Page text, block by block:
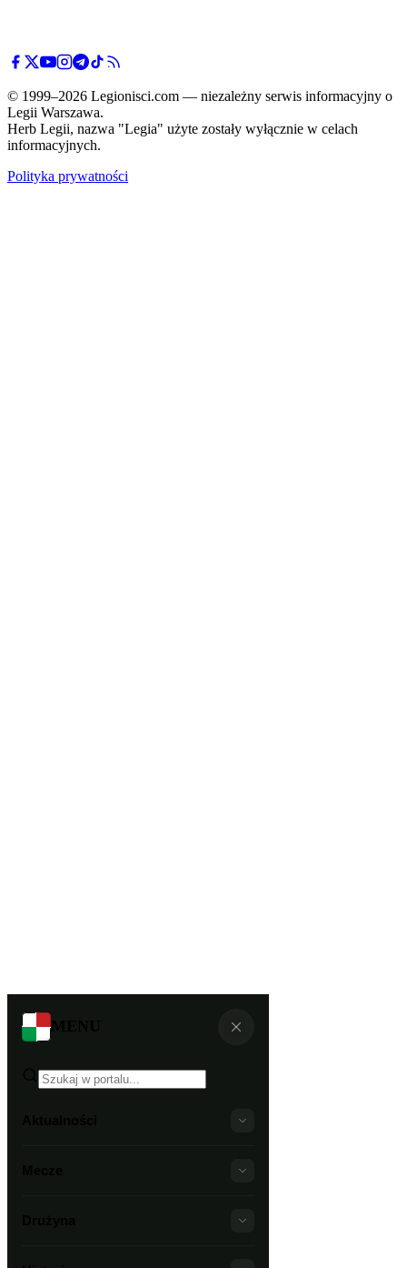
© 1999–2026 Legionisci.com — niezależny serwis informacyjny o
Legii Warszawa.
Herb Legii, nazwa "Legia" użyte zostały wyłącznie w celach
informacyjnych.
Polityka prywatności